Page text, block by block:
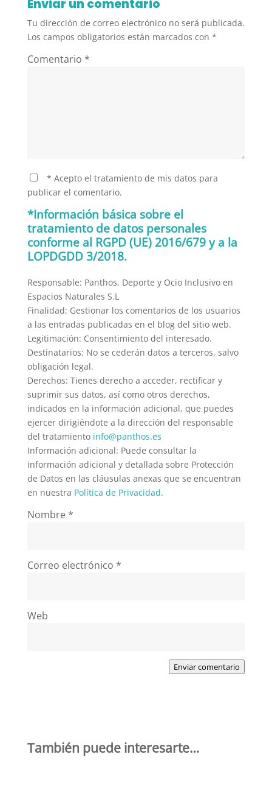
Enviar un comentario
Tu dirección de correo electrónico no será publicada.
Los campos obligatorios están marcados con *
Comentario *
* Acepto el tratamiento de mis datos para
publicar el comentario.
*Información básica sobre el
tratamiento de datos personales
conforme al RGPD (UE) 2016/679 y a la
LOPDGDD 3/2018.
Responsable: Panthos, Deporte y Ocio Inclusivo en
Espacios Naturales S.L
Finalidad: Gestionar los comentarios de los usuarios
a las entradas publicadas en el blog del sitio web.
Legitimación: Consentimiento del interesado.
Destinatarios: No se cederán datos a terceros, salvo
obligación legal.
Derechos: Tienes derecho a acceder, rectificar y
suprimir sus datos, así como otros derechos,
indicados en la información adicional, que puedes
ejercer dirigiéndote a la dirección del responsable
del tratamiento info@panthos.es
Información adicional: Puede consultar la
información adicional y detallada sobre Protección
de Datos en las cláusulas anexas que se encuentran
en nuestra Política de Privacidad.
Nombre *
Correo electrónico *
Web
Enviar comentario
También puede interesarte…